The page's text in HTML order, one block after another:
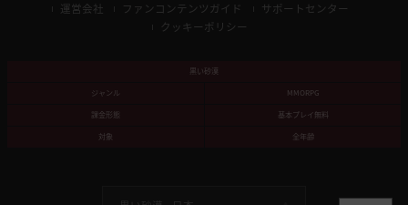
運営会社
ファンコンテンツガイド
サポートセンター
クッキーポリシー
黒い砂漠
ジャンル
MMORPG
課金形態
基本プレイ無料
対象
全年齢